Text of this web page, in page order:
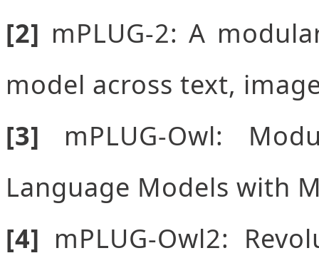
[2] mPLUG-2: A
model across text,
[3] mPLUG-Owl:
Language Models with
[4] mPLUG-Owl2: